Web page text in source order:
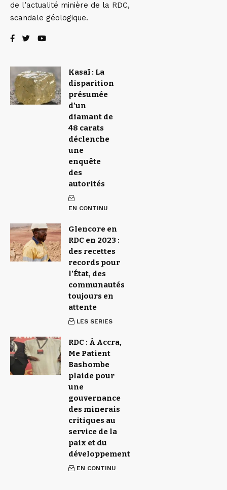
de l’actualité minière de la RDC,
scandale géologique.
Kasaï : La
disparition
présumée
d’un
diamant de
48 carats
déclenche
une
enquête
des
autorités
EN CONTINU
Glencore en
RDC en 2023 :
des recettes
records pour
l’État, des
communautés
toujours en
attente
LES SERIES
RDC : À Accra,
Me Patient
Bashombe
plaide pour
une
gouvernance
des minerais
critiques au
service de la
paix et du
développement
EN CONTINU